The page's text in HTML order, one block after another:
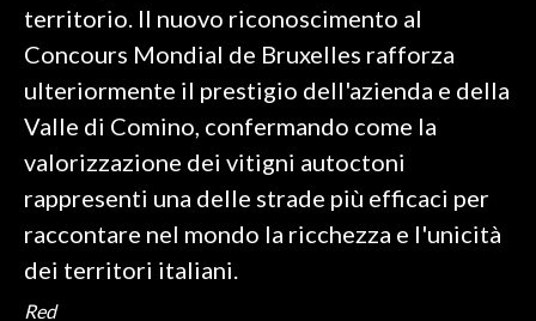
SPIAGGE
STORE
territorio. Il nuovo riconoscimento al
Concours Mondial de Bruxelles rafforza
ulteriormente il prestigio dell'azienda e della
Valle di Comino, confermando come la
valorizzazione dei vitigni autoctoni
rappresenti una delle strade più efficaci per
raccontare nel mondo la ricchezza e l'unicità
dei territori italiani.
Red